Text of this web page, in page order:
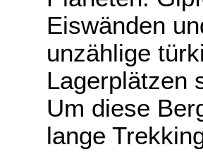
Eiswänden
unzählige
Lagerplätzen
Um diese
lange